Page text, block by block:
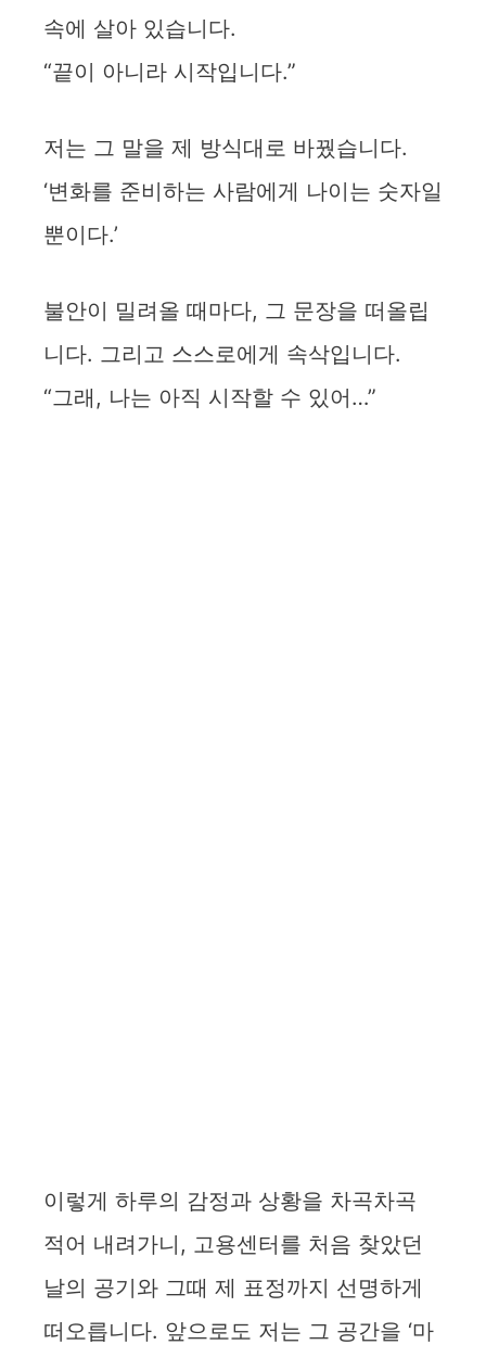
속에 살아 있습니다.
“끝이 아니라 시작입니다.”
저는 그 말을 제 방식대로 바꿨습니다.
‘변화를 준비하는 사람에게 나이는 숫자일
뿐이다.’
불안이 밀려올 때마다, 그 문장을 떠올립
니다. 그리고 스스로에게 속삭입니다.
“그래, 나는 아직 시작할 수 있어…”
이렇게 하루의 감정과 상황을 차곡차곡
적어 내려가니, 고용센터를 처음 찾았던
날의 공기와 그때 제 표정까지 선명하게
떠오릅니다. 앞으로도 저는 그 공간을 ‘마